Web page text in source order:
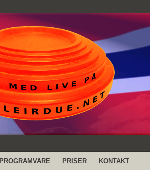
PROGRAMVARE PRISER KONTAKT